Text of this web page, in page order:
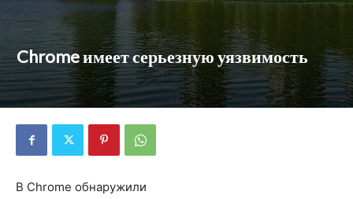
Chrome имеет серьезную уязвимость
В Chrome обнаружили